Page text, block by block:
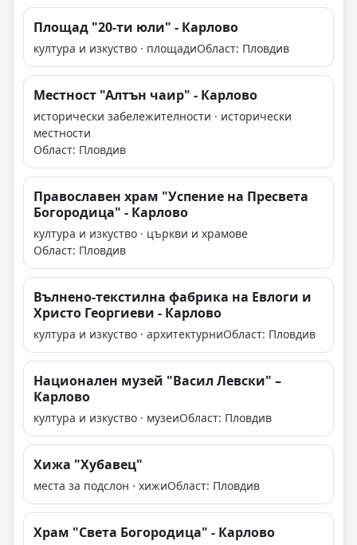
Площад "20-ти юли" - Карлово
култура и изкуство · площадиОбласт: Пловдив
Местност "Алтън чаир" - Карлово
исторически забележителности · исторически
местности
Област: Пловдив
Православен храм "Успение на Пресвета
Богородица" - Карлово
култура и изкуство · църкви и храмове
Област: Пловдив
Вълнено-текстилна фабрика на Евлоги и
Христо Георгиеви - Карлово
култура и изкуство · архитектурниОбласт: Пловдив
Национален музей "Васил Левски" –
Карлово
култура и изкуство · музеиОбласт: Пловдив
Хижа "Хубавец"
места за подслон · хижиОбласт: Пловдив
Храм "Света Богородица" - Карлово